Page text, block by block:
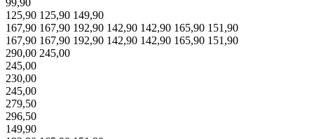
99,90
125,90 125,90 149,90
167,90 167,90 192,90 142,90 142,90 165,90 151,90
167,90 167,90 192,90 142,90 142,90 165,90 151,90
290,00 245,00
245,00
230,00
245,00
279,50
296,50
149,90